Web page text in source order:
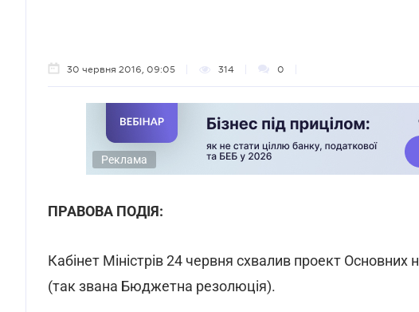
30 червня 2016, 09:05 314 0
Реклама
ПРАВОВА ПОДІЯ:
Кабінет Міністрів 24 червня схвалив проект Основних
(так звана Бюджетна резолюція).